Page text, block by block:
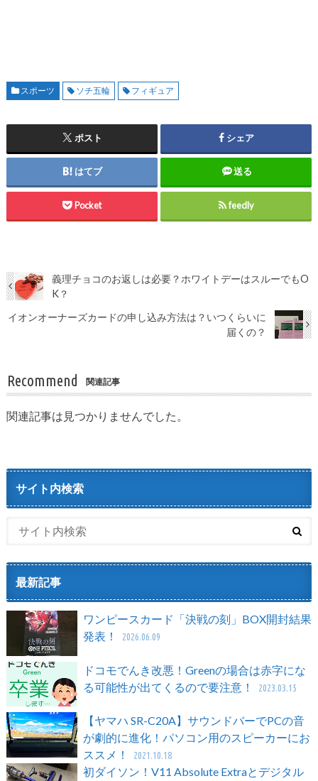
スポーツ ソチ五輪 フィギュア
ポスト シェア
はてブ 送る
Pocket feedly
義理チョコのお返しは必要？ホワイトデーはスルーでもO
K？
イオンオーナーズカードの申し込み方法は？いつくらいに
届くの？
Recommend 関連記事
関連記事は見つかりませんでした。
サイト内検索
最新記事
ワンピースカード「決戦の刻」BOX開封結果
発表！
2026.06.09
ドコモでんき改悪！Greenの場合は赤字にな
る可能性が出てくるので要注意！
2023.03.15
【ヤマハ SR-C20A】サウンドバーでPCの音
が劇的に進化！パソコン用のスピーカーにお
ススメ！
2021.10.18
初ダイソン！V11 Absolute Extraとデジタル